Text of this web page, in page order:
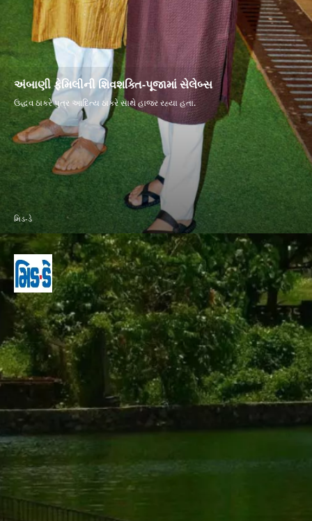
અંબાણી ફેમિલીની શિવશક્તિ-પૂજામાં સેલેબ્સ
ઉદ્ધવ ઠાકરે પુત્ર આદિત્ય ઠાકરે સાથે હાજર રહ્યા હતા.
મિડ-ડે